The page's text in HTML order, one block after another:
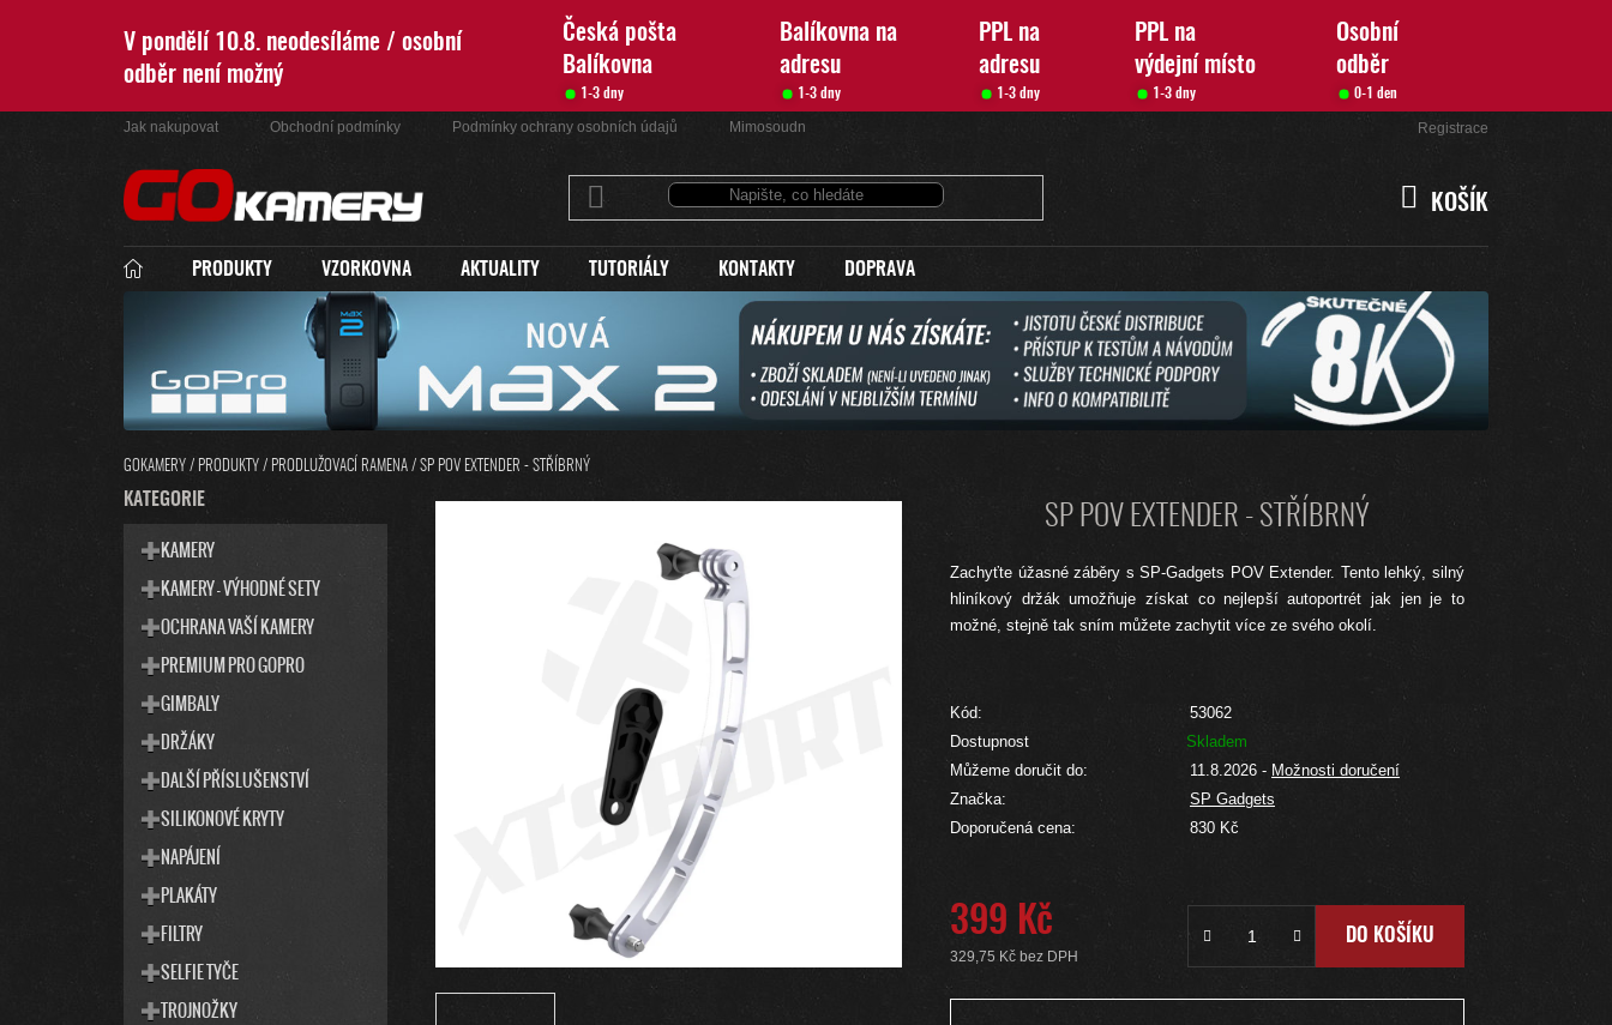
V pondělí 10.8. neodesíláme / osobní
odběr není možný
Česká pošta
Balíkovna
Balíkovna na
adresu
PPL na
adresu
PPL na
výdejní místo
Osobní
odběr
1-3 dny 1-3 dny 1-3 dny 1-3 dny 0-1 den
Jak nakupovat Obchodní podmínky Podmínky ochrany osobních údajů Mimosoudní řešení sporů Registrace
KOŠÍK
KOŠÍK
PRODUKTY VZORKOVNA AKTUALITY TUTORIÁLY KONTAKTY DOPRAVA
GOKAMERY / PRODUKTY / PRODLUŽOVACÍ RAMENA / SP POV EXTENDER - STŘÍBRNÝ
P
O
PŘESKOČIT
KATEGORIE
K
A
KATEGORIE
KAMERY
KAMERY - VÝHODNÉ SETY
OCHRANA VAŠÍ KAMERY
PREMIUM PRO GOPRO
GIMBALY
DRŽÁKY
DALŠÍ PŘÍSLUŠENSTVÍ
SILIKONOVÉ KRYTY
NAPÁJENÍ
PLAKÁTY
FILTRY
SELFIE TYČE
TROJNOŽKY
SP POV EXTENDER - STŘÍBRNÝ
Zachyťte úžasné záběry s SP-Gadgets POV Extender. Tento lehký, silný
hliníkový držák umožňuje získat co nejlepší autoportrét jak jen je to
možné, stejně tak sním můžete zachytit více ze svého okolí.
Kód:
53062
Dostupnost
Skladem
Můžeme doručit do:
11.8.2026 - Možnosti doručení
Značka:
SP Gadgets
Doporučená cena:
830 Kč
399 Kč
329,75 Kč bez DPH
Měrná cena:
DO KOŠÍKU